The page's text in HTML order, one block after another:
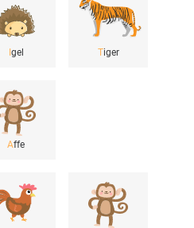
gel Tiger
Affe